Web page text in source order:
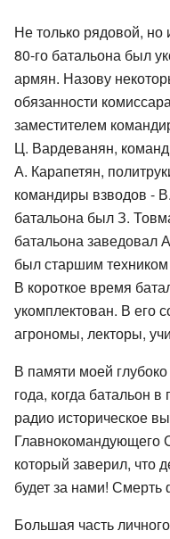
Не только рядовой,
80-го батальона был
армян. Назову
обязанности
заместителем
Ц. Вардеванян,
А. Карапетян,
командиры взводов -
батальона был З.
батальона заведовал
был старшим
В короткое время
укомплектован. В его
агрономы, лекторы,
В памяти моей
года, когда батальон
радио историческое
Главнокомандующего
который заверил, что
будет за нами!
Большая часть